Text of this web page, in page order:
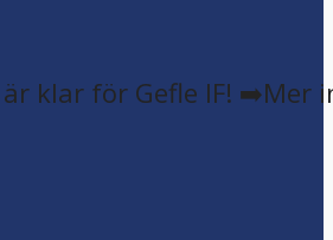
är klar för Gefle IF! ➡️Mer